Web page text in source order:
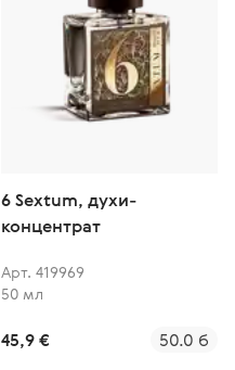
6 Sextum, духи-
концентрат
Арт. 419969
50 мл
45,9 € 50.0 б